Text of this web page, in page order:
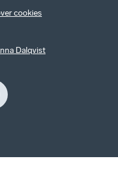
cookies
Dalqvist